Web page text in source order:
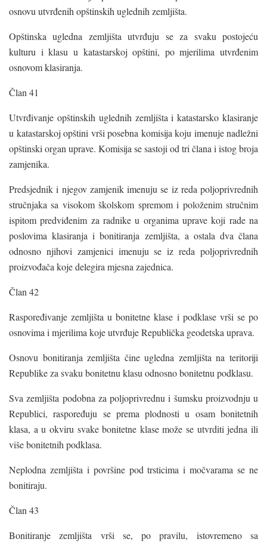
osnovu utvrđenih opštinskih uglednih zemljišta.
Opštinska ugledna zemljišta utvrđuju se za svaku postojeću
kulturu i klasu u katastarskoj opštini, po mjerilima utvrđenim
osnovom klasiranja.
Član 41
Utvrđivanje opštinskih uglednih zemljišta i katastarsko klasiranje
u katastarskoj opštini vrši posebna komisija koju imenuje nadležni
opštinski organ uprave. Komisija se sastoji od tri člana i istog broja
zamjenika.
Predsjednik i njegov zamjenik imenuju se iz reda poljoprivrednih
stručnjaka sa visokom školskom spremom i položenim stručnim
ispitom predviđenim za radnike u organima uprave koji rade na
poslovima klasiranja i bonitiranja zemljišta, a ostala dva člana
odnosno njihovi zamjenici imenuju se iz reda poljoprivrednih
proizvođača koje delegira mjesna zajednica.
Član 42
Raspoređivanje zemljišta u bonitetne klase i podklase vrši se po
osnovima i mjerilima koje utvrđuje Republička geodetska uprava.
Osnovu bonitiranja zemljišta čine ugledna zemljišta na teritoriji
Republike za svaku bonitetnu klasu odnosno bonitetnu podklasu.
Sva zemljišta podobna za poljoprivrednu i šumsku proizvodnju u
Republici, raspoređuju se prema plodnosti u osam bonitetnih
klasa, a u okviru svake bonitetne klase može se utvrditi jedna ili
više bonitetnih podklasa.
Neplodna zemljišta i površine pod trsticima i močvarama se ne
bonitiraju.
Član 43
Bonitiranje zemljišta vrši se, po pravilu, istovremeno sa